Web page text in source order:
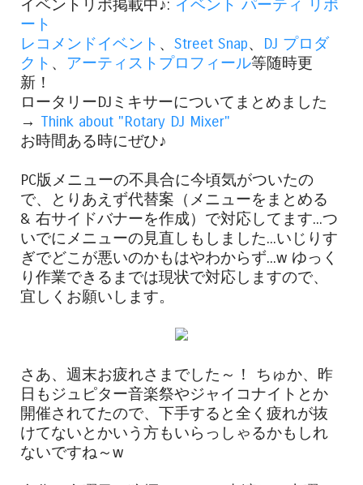
イベントリポ掲載中♪: イベント パーティ リポ
ート
レコメンドイベント 、 Street Snap、 DJ プロダ
クト 、 アーティストプロフィール等随時更
新！
ロータリーDJミキサーについてまとめました
→ Think about "Rotary DJ Mixer"
お時間ある時にぜひ♪
PC版メニューの不具合に今頃気がついたの
で、とりあえず代替案（メニューをまとめる
& 右サイドバナーを作成）で対応してます...つ
いでにメニューの見直しもしました...いじりす
ぎでどこが悪いのかもはやわからず...w ゆっく
り作業できるまでは現状で対応しますので、
宜しくお願いします。
さあ、週末お疲れさまでした～！ ちゅか、昨
日もジュピター音楽祭やジャイコナイトとか
開催されてたので、下手すると全く疲れが抜
けてないとかいう方もいらっしゃるかもしれ
ないですね～w